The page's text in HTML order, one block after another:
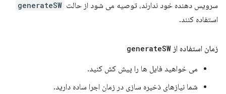
سرویس دهنده خود ندارند، توصیه می شود از حالت generateSW
استفاده کنند.
زمان استفاده از generateSW
می خواهید فایل ها را پیش کش کنید.
شما نیازهای ذخیره سازی در زمان اجرا ساده دارید.